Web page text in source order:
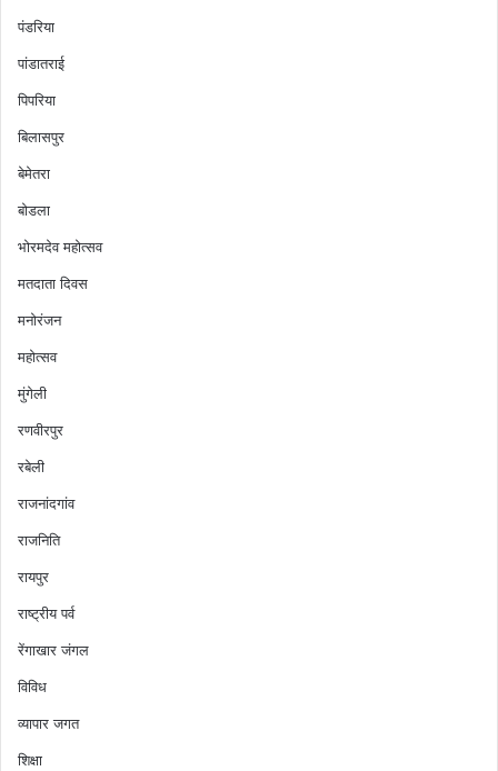
पंडरिया
पांडातराई
पिपरिया
बिलासपुर
बेमेतरा
बोडला
भोरमदेव महोत्सव
मतदाता दिवस
मनोरंजन
महोत्सव
मुंगेली
रणवीरपुर
रबेली
राजनांदगांव
राजनिति
रायपुर
राष्ट्रीय पर्व
रेंगाखार जंगल
विविध
व्यापार जगत
शिक्षा